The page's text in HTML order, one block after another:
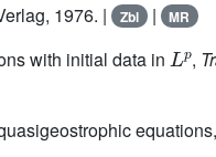
1976. | Zbl | MR
with initial data in ,
equations,